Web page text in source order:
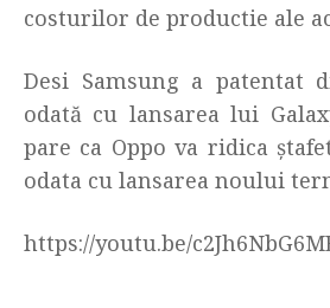
costurilor de productie ale
Desi Samsung a patentat
odată cu lansarea lui
pare ca Oppo va ridica
odata cu lansarea noului
https://youtu.be/